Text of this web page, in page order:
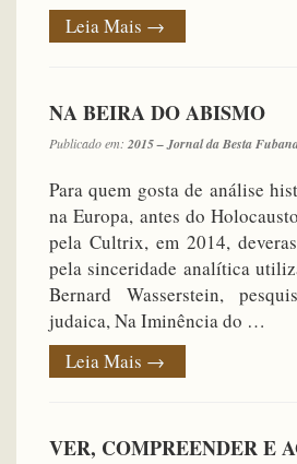
Leia Mais →
NA BEIRA DO ABISMO
Publicado em: 2015 – Jornal da Besta
Para quem gosta de análise
na Europa, antes do
pela Cultrix, em 2014,
pela sinceridade analítica
Bernard Wasserstein,
judaica, Na Iminência do …
Leia Mais →
VER, COMPREENDER E